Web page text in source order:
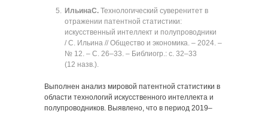
ИльинаС. Технологический суверенитет в
отражении патентной статистики:
искусственный интеллект и полупроводники
/ С. Ильина // Общество и экономика. ‒ 2024. ‒
№ 12. ‒ C. 26‒33. ‒ Библиогр.: с. 32‒33
(12 назв.).
Выполнен анализ мировой патентной статистики в
области технологий искусственного интеллекта и
полупроводников. Выявлено, что в период 2019‒